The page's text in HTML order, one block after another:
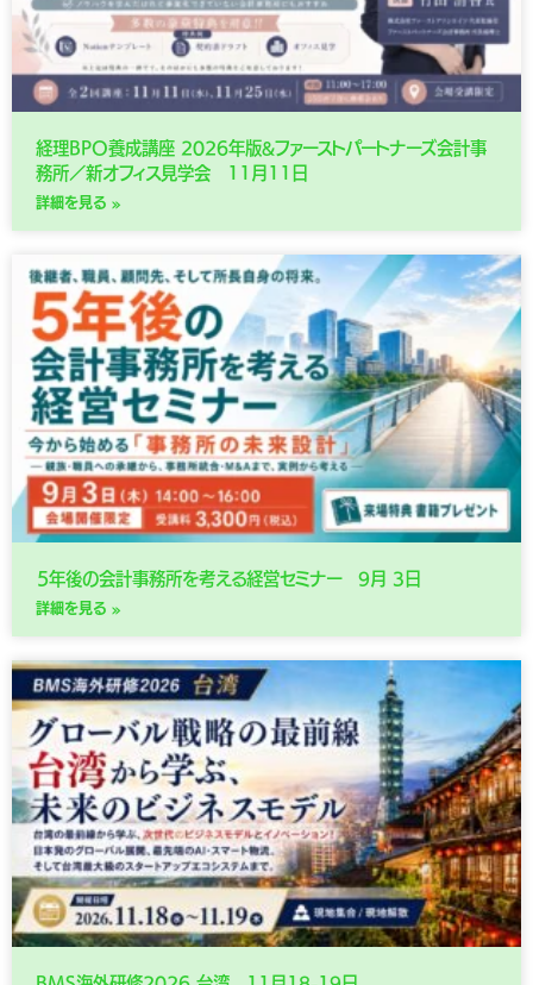
経理BPO養成講座 2026年版&ファーストパートナーズ会計事
務所／新オフィス見学会 11月11日
詳細を見る »
５年後の会計事務所を考える経営セミナー 9月 3日
詳細を見る »